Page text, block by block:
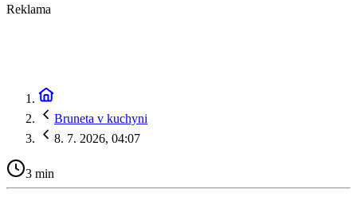
Reklama
Bruneta v kuchyni
8. 7. 2026, 04:07
3 min